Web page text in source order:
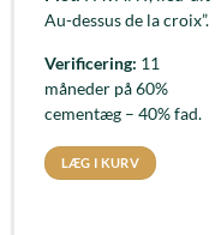
Au-dessus de la croix”.
Verificering: 11
måneder på 60%
cementæg – 40% fad.
LÆG I KURV